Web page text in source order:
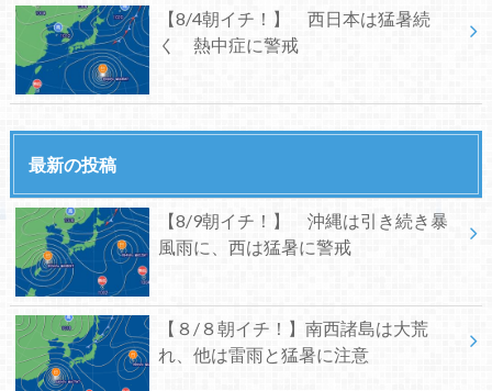
【8/4朝イチ！】 西日本は猛暑続
く 熱中症に警戒
最新の投稿
【8/9朝イチ！】 沖縄は引き続き暴
風雨に、西は猛暑に警戒
【８/８朝イチ！】南西諸島は大荒
れ、他は雷雨と猛暑に注意